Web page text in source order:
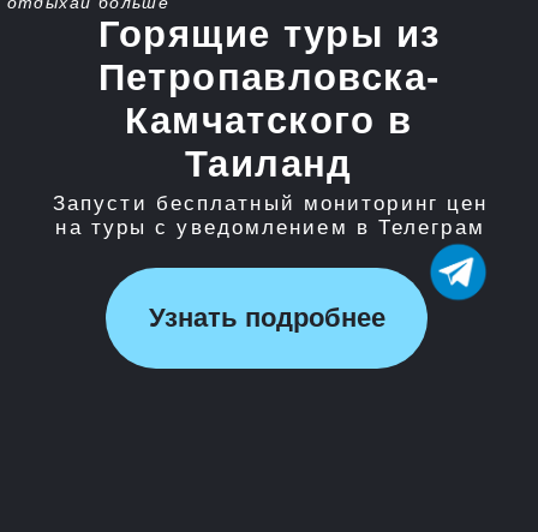
Узнать подробнее